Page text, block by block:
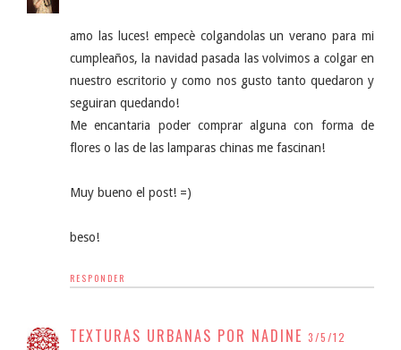
amo las luces! empecè colgandolas un verano para mi
cumpleaños, la navidad pasada las volvimos a colgar en
nuestro escritorio y como nos gusto tanto quedaron y
seguiran quedando!
Me encantaria poder comprar alguna con forma de
flores o las de las lamparas chinas me fascinan!
Muy bueno el post! =)
beso!
RESPONDER
TEXTURAS URBANAS POR NADINE 3/5/12